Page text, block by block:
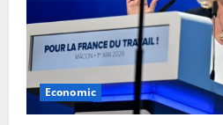
Economic